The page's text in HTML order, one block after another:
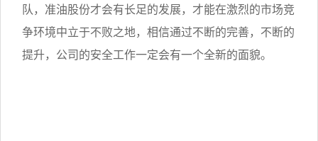
队，准油股份才会有长足的发展，才能在激烈的市场竞
争环境中立于不败之地，相信通过不断的完善，不断的
提升，公司的安全工作一定会有一个全新的面貌。